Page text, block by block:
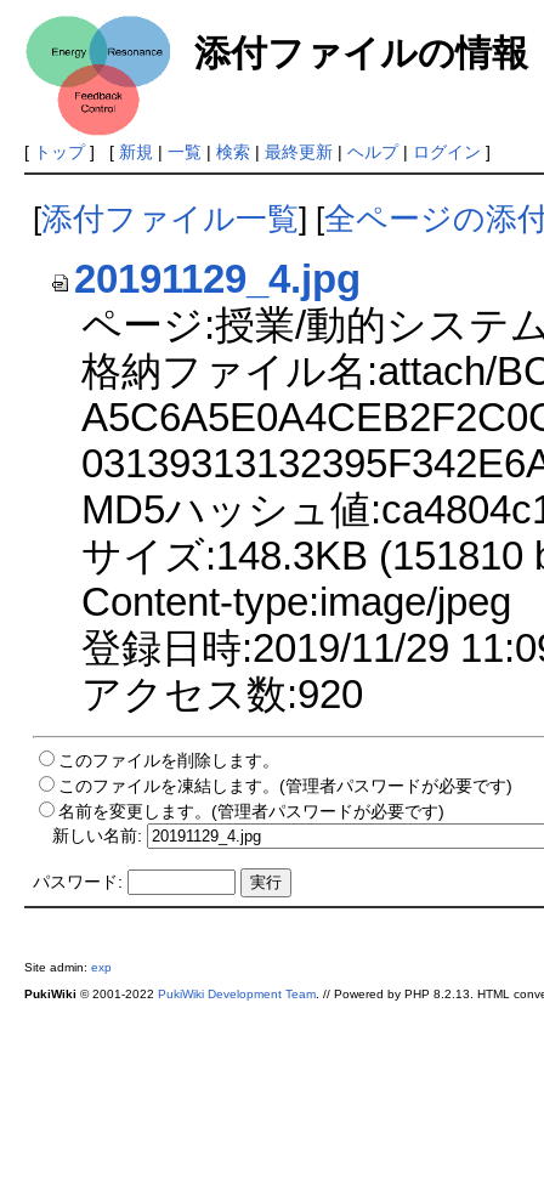
添付ファイルの情報
[ トップ] [ 新規 | 一覧| 検索| 最終更新| ヘルプ| ログイン ]
[添付ファイル一覧] [全ページの添
20191129_4.jpg
ページ:授業/動的システ
格納ファイル名:attach/
MD5ハッシュ値
サイズ:148.3KB (151810
Content-type:image/jpeg
登録日時:2019/11/29
アクセス数:920
このファイルを削除します。
このファイルを凍結します。(管理者パスワードが必要です)
名前を変更します。(管理者パスワードが必要です)
新しい名前:
パスワード:
Site admin: exp
PukiWiki © 2001-2022 PukiWiki Development Team. // Powered by PHP 8.2.13. HTML